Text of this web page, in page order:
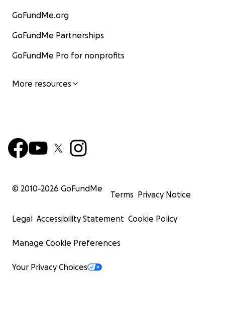
GoFundMe.org
GoFundMe Partnerships
GoFundMe Pro for nonprofits
More resources
© 2010-2026 GoFundMe
Terms Privacy Notice
Legal Accessibility Statement Cookie Policy
Manage Cookie Preferences
Your Privacy Choices